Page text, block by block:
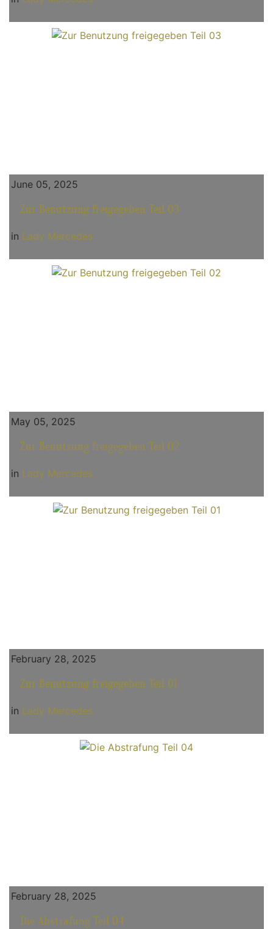
June 05, 2025
Zur Benutzung freigegeben Teil 03
in Lady Mercedes
May 05, 2025
Zur Benutzung freigegeben Teil 02
in Lady Mercedes
February 28, 2025
Zur Benutzung freigegeben Teil 01
in Lady Mercedes
February 28, 2025
Die Abstrafung Teil 04